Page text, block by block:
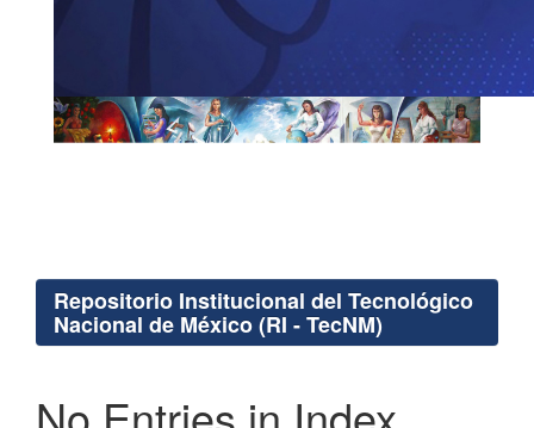
Repositorio Institucional del Tecnológico
Nacional de México (RI - TecNM)